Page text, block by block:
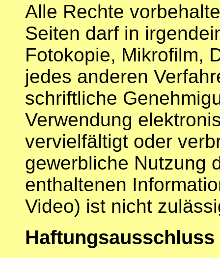
Alle Rechte
Seiten darf in
Fotokopie, Mikrofilm,
jedes anderen
schriftliche
Verwendung
vervielfältigt oder
gewerbliche Nutzung
enthaltenen
Video) ist nicht
Haftungsausschluss